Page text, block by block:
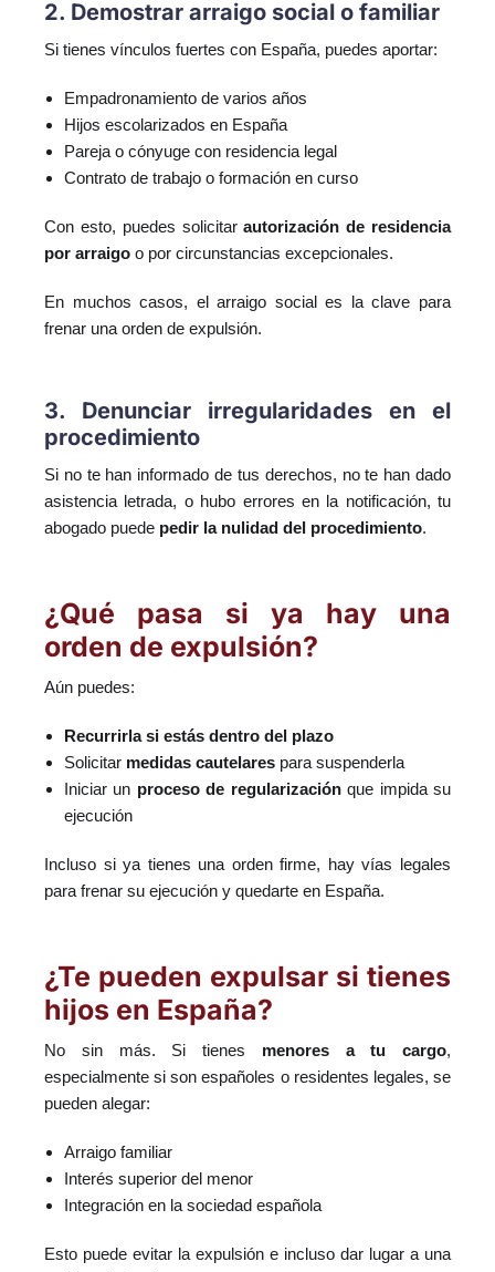
2. Demostrar arraigo social o familiar
Si tienes vínculos fuertes con España, puedes aportar:
Empadronamiento de varios años
Hijos escolarizados en España
Pareja o cónyuge con residencia legal
Contrato de trabajo o formación en curso
Con esto, puedes solicitarautorización de residencia
por arraigo o por circunstancias excepcionales.
En muchos casos, el arraigo social es la clave para
frenar una orden de expulsión.
3. Denunciar irregularidades en el
procedimiento
Si no te han informado de tus derechos, no te han dado
asistencia letrada, o hubo errores en la notificación, tu
abogado puede pedir la nulidad del procedimiento.
¿Qué pasa si ya hay una
orden de expulsión?
Aún puedes:
Recurrirla si estás dentro del plazo
Solicitar medidas cautelares para suspenderla
Iniciar un proceso de regularizaciónque impida su
ejecución
Incluso si ya tienes una orden firme, hay vías legales
para frenar su ejecución y quedarte en España.
¿Te pueden expulsar si tienes
hijos en España?
No sin más. Si tienes menores a tu cargo,
especialmente si son españoles o residentes legales, se
pueden alegar:
Arraigo familiar
Interés superior del menor
Integración en la sociedad española
Esto puede evitar la expulsión e incluso dar lugar a una